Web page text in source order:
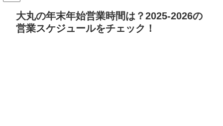
大丸の年末年始営業時間は？2025‐2026の
営業スケジュールをチェック！